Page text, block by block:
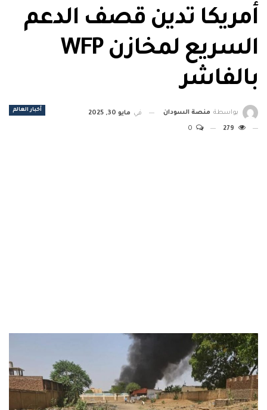
أمريكا تدين قصف الدعم
السريع لمخازن WFP
بالفاشر
أخبار العالم بواسطة منصة السودان في مايو 30, 2025
279